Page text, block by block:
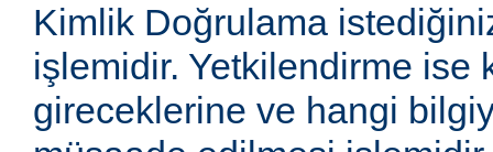
Kimlik Doğrulama
işlemidir. Yetkilendirme ise
gireceklerine ve hangi